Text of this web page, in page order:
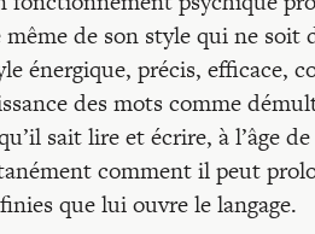
même de son style qui ne
énergique, précis, efficace,
des mots comme
sait lire et écrire, à l’âge
comment il peut
que lui ouvre le langage.